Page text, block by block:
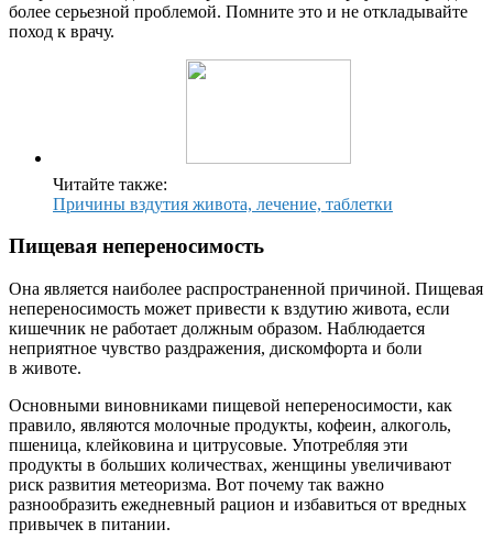
более серьезной проблемой. Помните это и не откладывайте
поход к врачу.
Читайте также:
Причины вздутия живота, лечение, таблетки
Пищевая непереносимость
Она является наиболее распространенной причиной. Пищевая
непереносимость может привести к вздутию живота, если
кишечник не работает должным образом. Наблюдается
неприятное чувство раздражения, дискомфорта и боли
в животе.
Основными виновниками пищевой непереносимости, как
правило, являются молочные продукты, кофеин, алкоголь,
пшеница, клейковина и цитрусовые. Употребляя эти
продукты в больших количествах, женщины увеличивают
риск развития метеоризма. Вот почему так важно
разнообразить ежедневный рацион и избавиться от вредных
привычек в питании.